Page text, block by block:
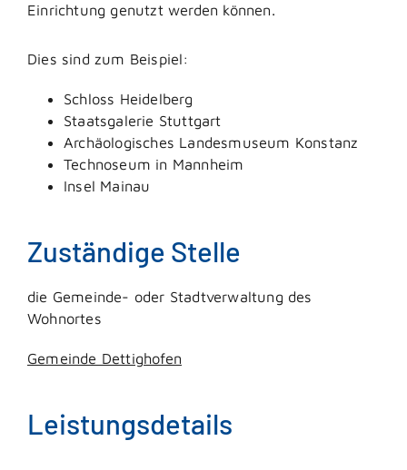
Einrichtung genutzt werden können.
Dies sind zum Beispiel:
Schloss Heidelberg
Staatsgalerie Stuttgart
Archäologisches Landesmuseum Konstanz
Technoseum in Mannheim
Insel Mainau
Zuständige Stelle
die Gemeinde- oder Stadtverwaltung des
Wohnortes
Gemeinde Dettighofen
Leistungsdetails